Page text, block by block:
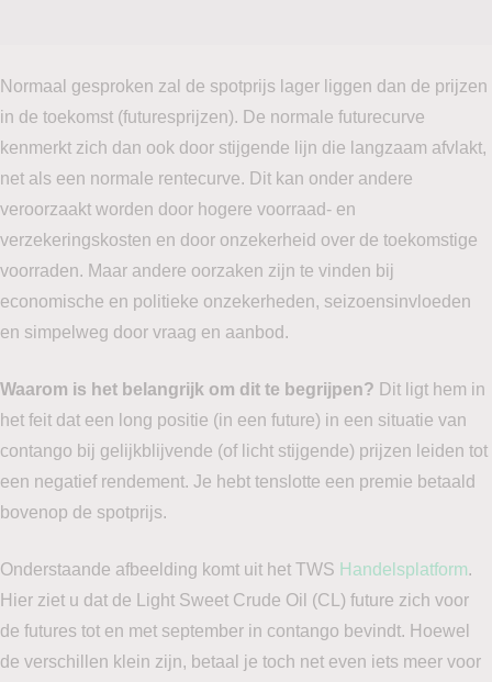
Normaal gesproken zal de spotprijs lager liggen dan de prijzen
in de toekomst (futuresprijzen). De normale futurecurve
kenmerkt zich dan ook door stijgende lijn die langzaam afvlakt,
net als een normale rentecurve. Dit kan onder andere
veroorzaakt worden door hogere voorraad- en
verzekeringskosten en door onzekerheid over de toekomstige
voorraden. Maar andere oorzaken zijn te vinden bij
economische en politieke onzekerheden, seizoensinvloeden
en simpelweg door vraag en aanbod.
Waarom is het belangrijk om dit te begrijpen? Dit ligt hem in
het feit dat een long positie (in een future) in een situatie van
contango bij gelijkblijvende (of licht stijgende) prijzen leiden tot
een negatief rendement. Je hebt tenslotte een premie betaald
bovenop de spotprijs.
Onderstaande afbeelding komt uit het TWS Handelsplatform.
Hier ziet u dat de Light Sweet Crude Oil (CL) future zich voor
de futures tot en met september in contango bevindt. Hoewel
de verschillen klein zijn, betaal je toch net even iets meer voor